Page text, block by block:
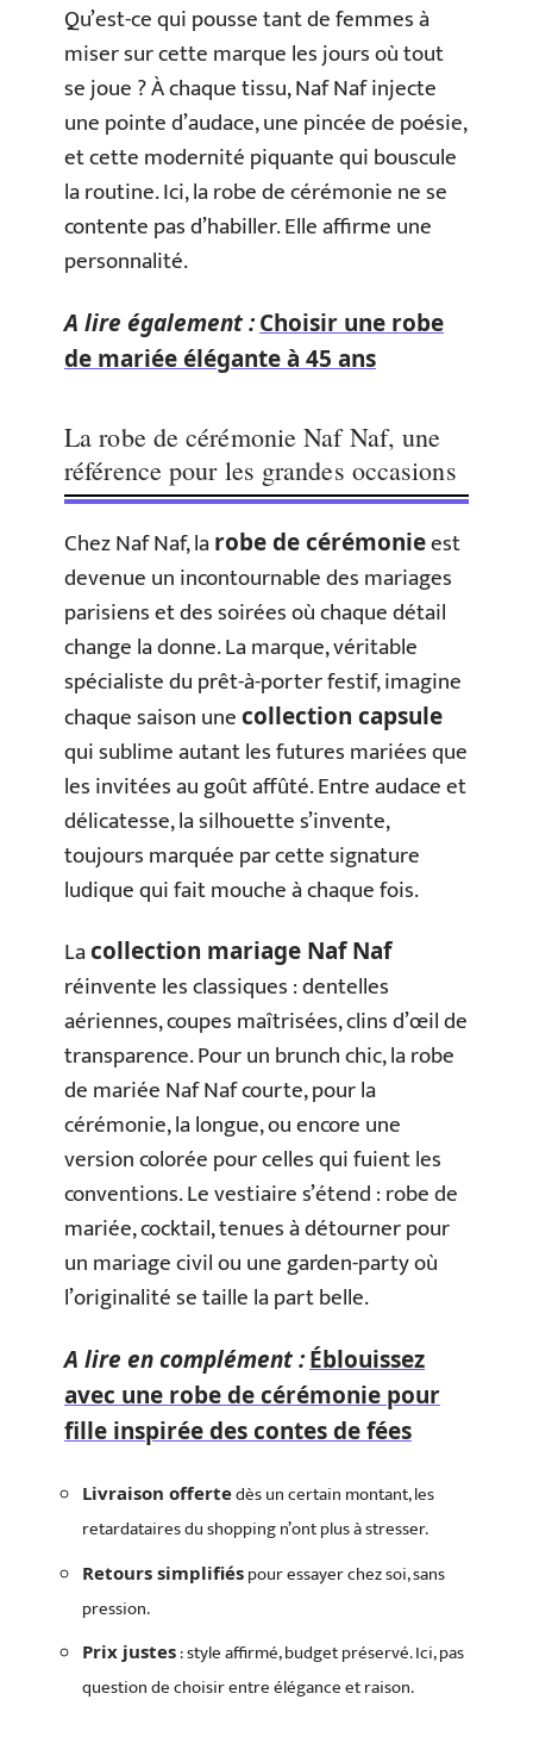
Qu’est-ce qui pousse tant de femmes à
miser sur cette marque les jours où tout
se joue ? À chaque tissu, Naf Naf injecte
une pointe d’audace, une pincée de poésie,
et cette modernité piquante qui bouscule
la routine. Ici, la robe de cérémonie ne se
contente pas d’habiller. Elle affirme une
personnalité.
A lire également :Choisir une robe
de mariée élégante à 45 ans
La robe de cérémonie Naf Naf, une
référence pour les grandes occasions
Chez Naf Naf, larobe de cérémonieest
devenue un incontournable des mariages
parisiens et des soirées où chaque détail
change la donne. La marque, véritable
spécialiste du prêt-à-porter festif, imagine
chaque saison unecollection capsule
qui sublime autant les futures mariées que
les invitées au goût affûté. Entre audace et
délicatesse, la silhouette s’invente,
toujours marquée par cette signature
ludique qui fait mouche à chaque fois.
Lacollection mariage Naf Naf
réinvente les classiques : dentelles
aériennes, coupes maîtrisées, clins d’œil de
transparence. Pour un brunch chic, la robe
de mariée Naf Naf courte, pour la
cérémonie, la longue, ou encore une
version colorée pour celles qui fuient les
conventions. Le vestiaire s’étend : robe de
mariée, cocktail, tenues à détourner pour
un mariage civil ou une garden-party où
l’originalité se taille la part belle.
A lire en complément :Éblouissez
avec une robe de cérémonie pour
fille inspirée des contes de fées
Livraison offertedès un certain montant, les
retardataires du shopping n’ont plus à stresser.
Retours simplifiés pour essayer chez soi, sans
pression.
Prix justes: style affirmé, budget préservé. Ici, pas
question de choisir entre élégance et raison.